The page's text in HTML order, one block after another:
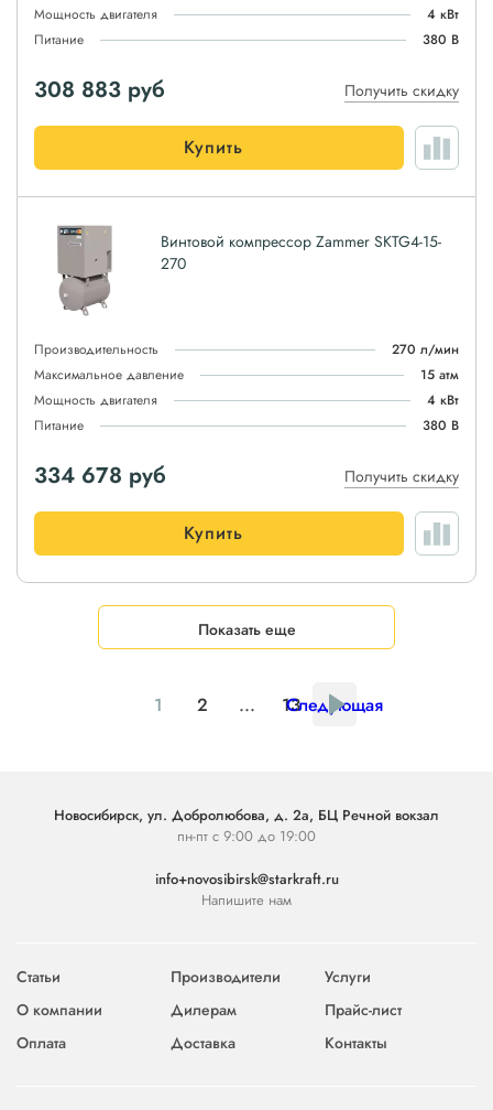
Мощность двигателя
4 кВт
Питание
380 В
308 883 руб Получить скидку
Купить
Винтовой компрессор Zammer SKTG4-15-
270
Производительность
270 л/мин
Максимальное давление
15 атм
Мощность двигателя
4 кВт
Питание
380 В
334 678 руб Получить скидку
Купить
Показать еще
1 2 ... 13
Следующая
Новосибирск, ул. Добролюбова, д. 2а, БЦ Речной вокзал
пн-пт с 9:00 до 19:00
info+novosibirsk@starkraft.ru
Напишите нам
Статьи Производители
Услуги
О компании
Дилерам
Прайс-лист
Оплата
Доставка Контакты